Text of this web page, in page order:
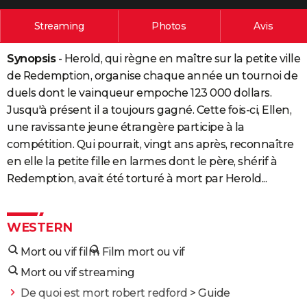
GUIDES D'ACHAT
BONS PLANS
CARTE DE VOEUX
Carte de Noël
Carte Bonne année
Carte Saint-Valentin
Carte Pâques
Carte d'anniversaire
DICTIONNAIRE
Dictionnaire
Biographies
Citations
Expressions
Proverbes
PROGRAMME TV
COPAINS D'AVANT
AVIS DE DÉCÈS
Bricolage
Lifestyle
Culture
Sport
Auto
Television
Voyage
Cinema
Streaming Photos Avis
Synopsis- Herold, qui règne en maître sur la petite ville
de Redemption, organise chaque année un tournoi de
duels dont le vainqueur empoche 123 000 dollars.
Jusqu'à présent il a toujours gagné. Cette fois-ci, Ellen,
une ravissante jeune étrangère participe à la
compétition. Qui pourrait, vingt ans après, reconnaître
en elle la petite fille en larmes dont le père, shérif à
Redemption, avait été torturé à mort par Herold...
WESTERN
Mort ou vif film Film mort ou vif
Mort ou vif streaming
De quoi est mort robert redford > Guide